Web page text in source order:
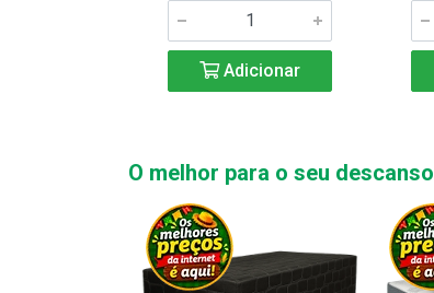
Adicionar
O melhor para o seu descanso